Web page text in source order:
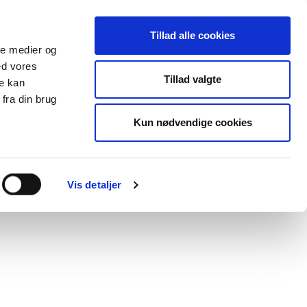
medier og
vores
kan
din brug
Vis detaljer
Tillad alle cookies
Tillad valgte
Kun nødvendige cookies